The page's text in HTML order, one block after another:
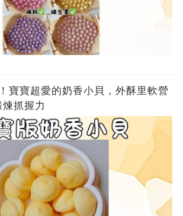
寶寶超愛的奶香小貝，外酥里軟營
抓握力